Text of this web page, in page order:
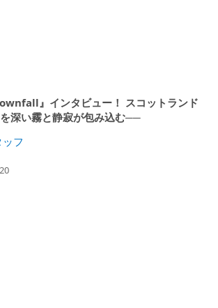
』インタビュー！ スコットランド
深い霧と静寂が包み込む──
フ
20